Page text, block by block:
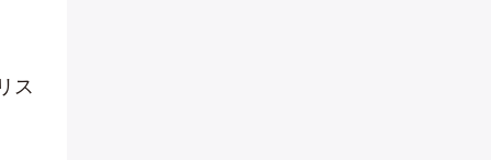
ス